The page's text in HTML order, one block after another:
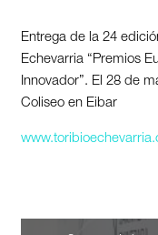
Entrega de la 24
Echevarria “Premios
Innovador”. El 28 de
Coliseo en Eibar